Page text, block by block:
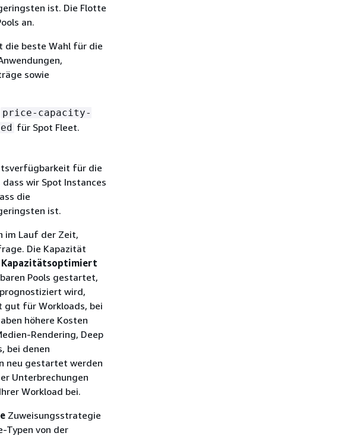
ist. Die Flotte
an.
beste Wahl für die
sowie
price-capacity-
für Spot Fleet.
für die
wir Spot Instances
die
ist.
im Lauf der Zeit,
Die Kapazität
Kapazitätsoptimiert
Pools gestartet,
wird,
gut für Workloads, bei
höhere Kosten
Rendering, Deep
bei denen
neu gestartet werden
Unterbrechungen
Workload bei.
Zuweisungsstrategie
Typen von der